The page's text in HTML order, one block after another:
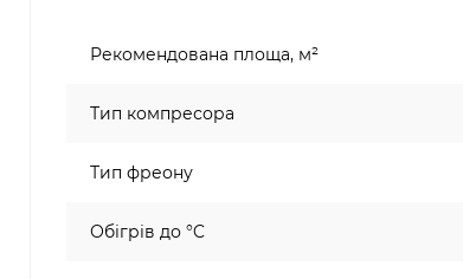
Рекомендована площа, м²
Тип компресора
Тип фреону
Обігрів до °C